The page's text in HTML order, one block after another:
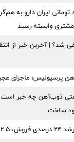
میلیارد تومانی ایران دارو
وابسته رسید
شد؟ | آخرین خبر از
پرسپولیس؛ ماجرای
سود ۲.۴ همتی ذوب‌آهن چه خبر
ساخت؟